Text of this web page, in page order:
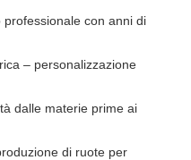
con anni di
– personalizzazione
dalle materie prime ai
di ruote per